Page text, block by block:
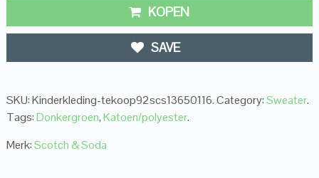
KOPEN
SAVE
SKU:Kinderkleding-tekoop92scs13650116.Category:Sweater.
Tags:Donkergroen,Katoen/polyester.
Merk:Scotch & Soda